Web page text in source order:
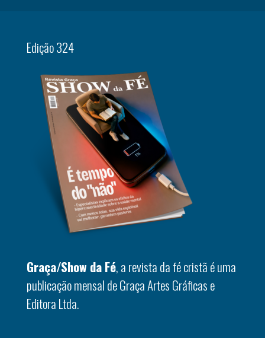
Edição 324
Graça/Show da Fé, a revista da fé cristã é uma
publicação mensal de Graça Artes Gráficas e
Editora Ltda.